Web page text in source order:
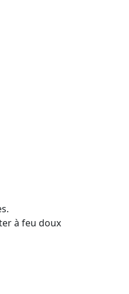
à feu doux